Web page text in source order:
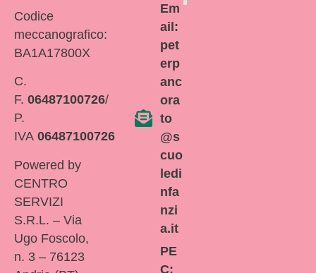
Codice
meccanografico:
BA1A17800X
C.
F. 06487100726/
P.
IVA 06487100726
Powered by
CENTRO
SERVIZI
S.R.L. – Via
Ugo Foscolo,
n. 3 – 76123
Em
ail:
pet
erp
anc
ora
to
@s
cuo
ledi
nfa
nzi
a.it
PE
C: